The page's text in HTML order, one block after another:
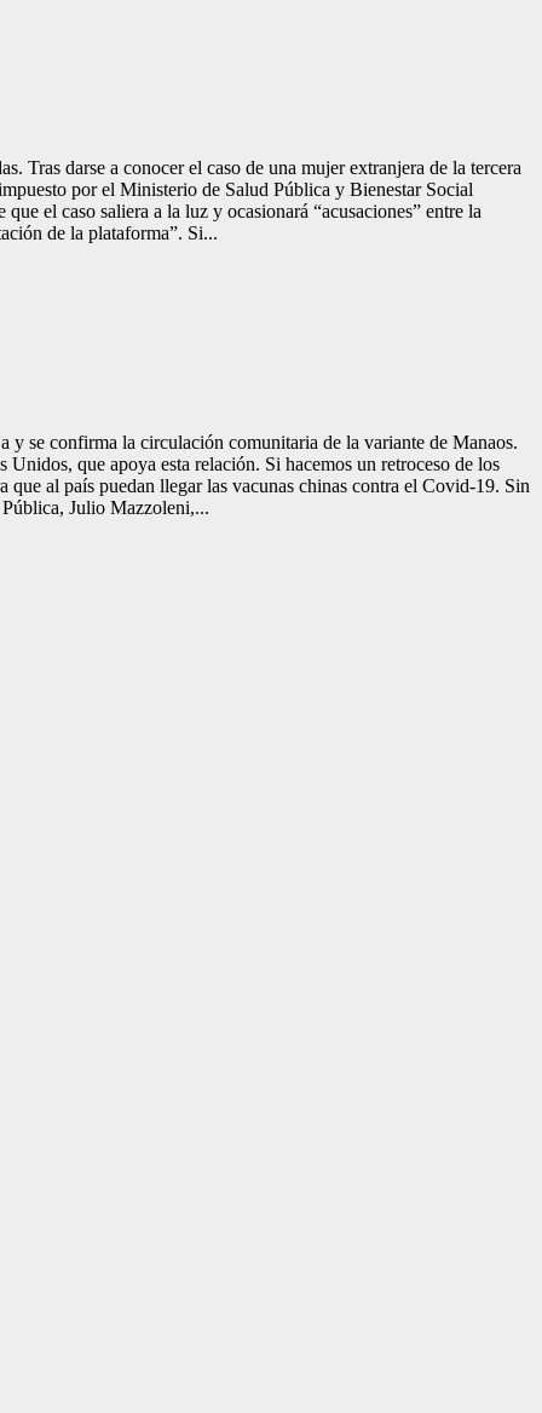
Tras darse a conocer el caso de una mujer extranjera de la tercera
por el Ministerio de Salud Pública y Bienestar Social
el caso saliera a la luz y ocasionará “acusaciones” entre la
de la plataforma”. Si...
y se confirma la circulación comunitaria de la variante de Manaos.
que apoya esta relación. Si hacemos un retroceso de los
que al país puedan llegar las vacunas chinas contra el Covid-19. Sin
Julio Mazzoleni,...